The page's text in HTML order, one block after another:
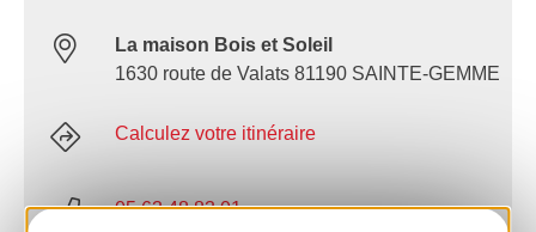
La maison Bois et Soleil
1630 route de Valats 81190 SAINTE-GEMME
Calculez votre itinéraire
05 63 48 83 01